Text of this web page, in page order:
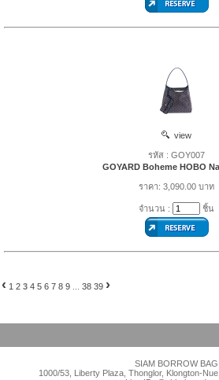
view
รหัส : GOY007
GOYARD Boheme HOBO
ราคา: 3,090.00 บาท
จำนวน : ชิ้น
‹ 1 2 3 4 5 6 7 8 9 38 39 ›
SIAM BORROW BAG
1000/53, Liberty Plaza, Thonglor, Klongton-